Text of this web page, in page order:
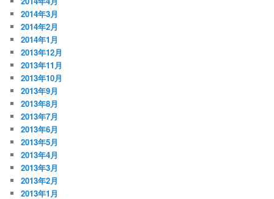
2014年3月
2014年2月
2014年1月
2013年12月
2013年11月
2013年10月
2013年9月
2013年8月
2013年7月
2013年6月
2013年5月
2013年4月
2013年3月
2013年2月
2013年1月